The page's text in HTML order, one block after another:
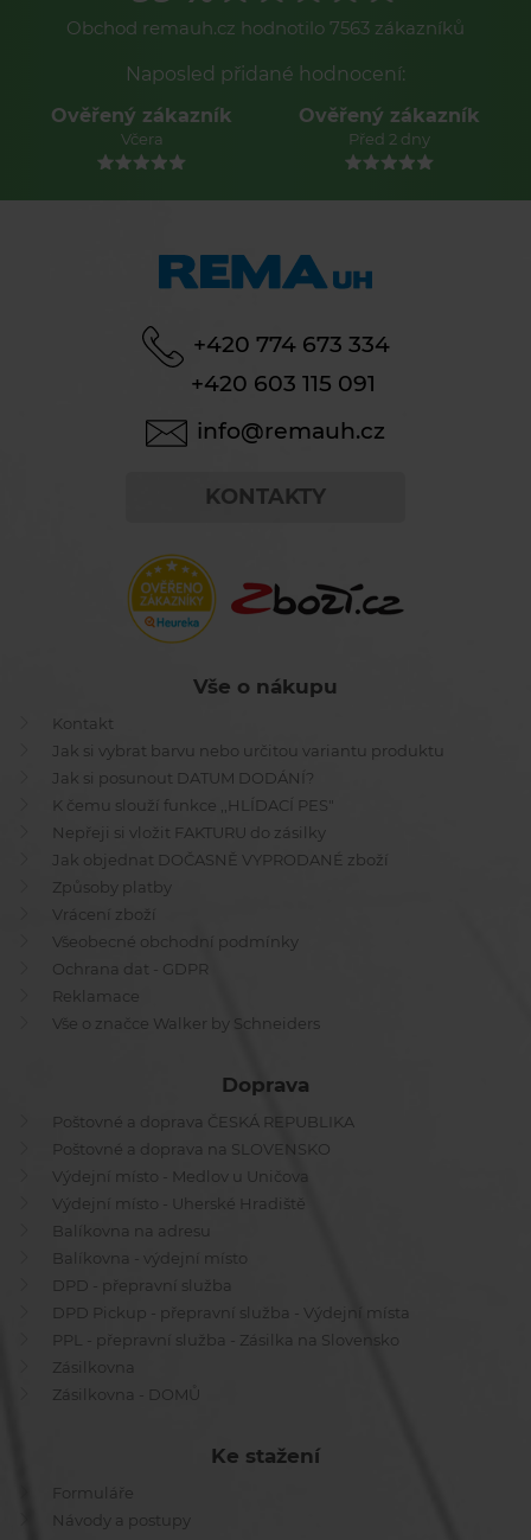
Obchod remauh.cz hodnotilo 7563 zákazníků
Naposled přidané hodnocení:
Ověřený zákazník
Včera
Ověřený zákazník
Před 2 dny
+420 774 673 334
+420 603 115 091
info@remauh.cz
KONTAKTY
Vše o nákupu
Kontakt
Jak si vybrat barvu nebo určitou variantu produktu
Jak si posunout DATUM DODÁNÍ?
K čemu slouží funkce ,,HLÍDACÍ PES"
Nepřeji si vložit FAKTURU do zásilky
Jak objednat DOČASNĚ VYPRODANÉ zboží
Způsoby platby
Vrácení zboží
Všeobecné obchodní podmínky
Ochrana dat - GDPR
Reklamace
Vše o značce Walker by Schneiders
Doprava
Poštovné a doprava ČESKÁ REPUBLIKA
Poštovné a doprava na SLOVENSKO
Výdejní místo - Medlov u Uničova
Výdejní místo - Uherské Hradiště
Balíkovna na adresu
Balíkovna - výdejní místo
DPD - přepravní služba
DPD Pickup - přepravní služba - Výdejní místa
PPL - přepravní služba - Zásilka na Slovensko
Zásilkovna
Zásilkovna - DOMŮ
Ke stažení
Formuláře
Návody a postupy